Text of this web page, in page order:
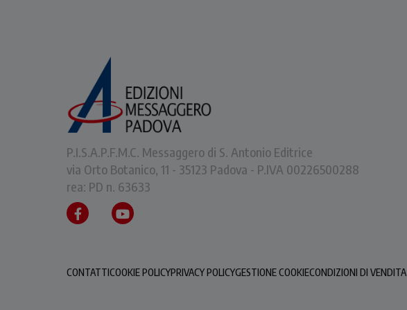
P.I.S.A.P.F.M.C. Messaggero di S. Antonio Editrice
via Orto Botanico, 11 - 35123 Padova - P.IVA 00226500288
rea: PD n. 63633
CONTATTICOOKIE POLICYPRIVACY POLICYGESTIONE COOKIECONDIZIONI DI VENDITA